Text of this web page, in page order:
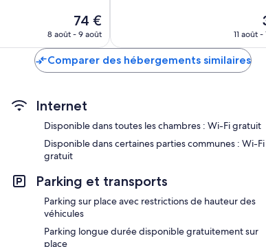
Le
nouveau
de
74 €
8 août - 9 août 11 août
Comparer des hébergements similaires
Internet
Disponible dans toutes les chambres : Wi-Fi gratuit
Disponible dans certaines parties communes : Wi-Fi
gratuit
Parking et transports
Parking sur place avec restrictions de hauteur des
véhicules
Parking longue durée disponible gratuitement sur
place